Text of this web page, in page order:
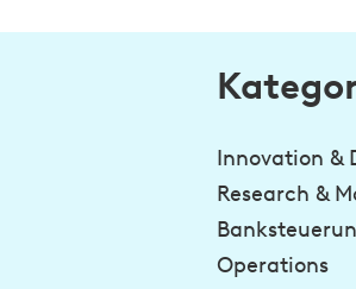
Innovation &
Research &
Operations